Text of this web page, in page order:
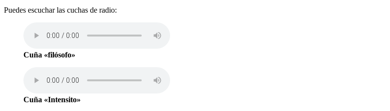
Puedes escuchar las cuchas de radio:
Cuña «filósofo»
Cuña «Intensito»